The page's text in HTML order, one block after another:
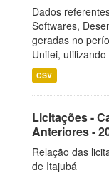
Dados
Softwares,
geradas no
Unifei,
CSV
Licitações -
Anteriores -
Relação das
de Itajubá